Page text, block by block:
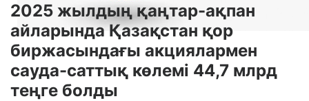
2025 жылдың қаңтар-ақпан
айларында Қазақстан қор
биржасындағы акциялармен
сауда-саттық көлемі 44,7 млрд
теңге болды